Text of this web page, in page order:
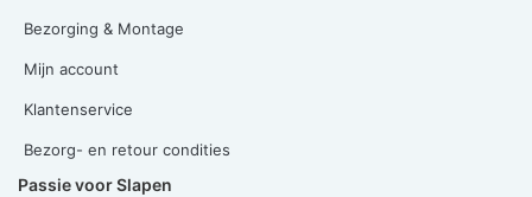
Bezorging & Montage
Mijn account
Klantenservice
Bezorg- en retour condities
Passie voor Slapen